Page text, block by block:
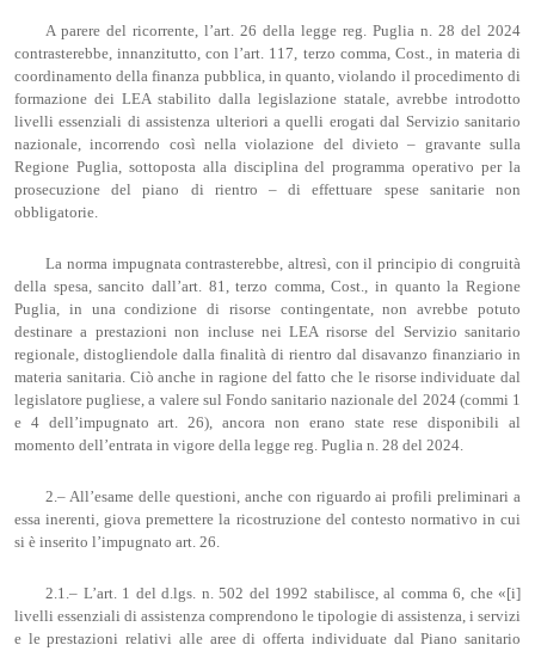
A parere del ricorrente, l’art. 26 della legge reg. Puglia n. 28 del 2024
contrasterebbe, innanzitutto, con l’art. 117, terzo comma, Cost., in materia di
coordinamento della finanza pubblica, in quanto, violando il procedimento di
formazione dei LEA stabilito dalla legislazione statale, avrebbe introdotto
livelli essenziali di assistenza ulteriori a quelli erogati dal Servizio sanitario
nazionale, incorrendo così nella violazione del divieto – gravante sulla
Regione Puglia, sottoposta alla disciplina del programma operativo per la
prosecuzione del piano di rientro – di effettuare spese sanitarie non
obbligatorie.
La norma impugnata contrasterebbe, altresì, con il principio di congruità
della spesa, sancito dall’art. 81, terzo comma, Cost., in quanto la Regione
Puglia, in una condizione di risorse contingentate, non avrebbe potuto
destinare a prestazioni non incluse nei LEA risorse del Servizio sanitario
regionale, distogliendole dalla finalità di rientro dal disavanzo finanziario in
materia sanitaria. Ciò anche in ragione del fatto che le risorse individuate dal
legislatore pugliese, a valere sul Fondo sanitario nazionale del 2024 (commi 1
e 4 dell’impugnato art. 26), ancora non erano state rese disponibili al
momento dell’entrata in vigore della legge reg. Puglia n. 28 del 2024.
2.– All’esame delle questioni, anche con riguardo ai profili preliminari a
essa inerenti, giova premettere la ricostruzione del contesto normativo in cui
si è inserito l’impugnato art. 26.
2.1.– L’art. 1 del d.lgs. n. 502 del 1992 stabilisce, al comma 6, che «[i]
livelli essenziali di assistenza comprendono le tipologie di assistenza, i servizi
e le prestazioni relativi alle aree di offerta individuate dal Piano sanitario